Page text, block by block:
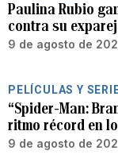
Paulina Rubio
contra su
9 de agosto de
PELÍCULAS Y
“Spider-Man:
ritmo récord en
9 de agosto de